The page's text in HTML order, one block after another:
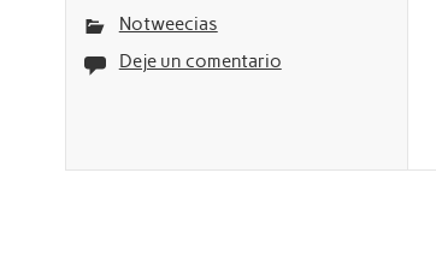
Notweecias
Deje un comentario